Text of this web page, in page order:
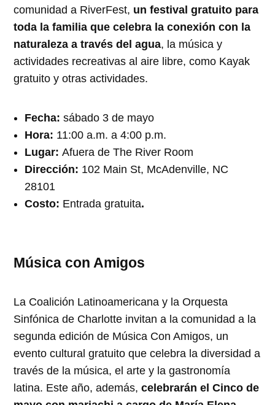
comunidad a RiverFest, un festival gratuito para
toda la familia que celebra la conexión con la
naturaleza a través del agua, la música y
actividades recreativas al aire libre, como Kayak
gratuito y otras actividades.
Fecha:sábado 3 de mayo
Hora: 11:00 a.m. a 4:00 p.m.
Lugar:Afuera de The River Room
Dirección: 102 Main St, McAdenville, NC
28101
Costo: Entrada gratuita.
Música con Amigos
La Coalición Latinoamericana y la Orquesta
Sinfónica de Charlotte invitan a la comunidad a la
segunda edición de Música Con Amigos, un
evento cultural gratuito que celebra la diversidad a
través de la música, el arte y la gastronomía
latina. Este año, además,celebrarán el Cinco de